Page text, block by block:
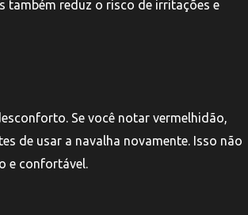
também reduz o risco de irritações e
Se você notar vermelhidão,
de usar a navalha novamente. Isso não
e confortável.